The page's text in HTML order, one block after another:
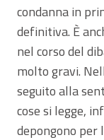
condanna in
definitiva. È
nel corso del
molto gravi.
seguito alla
cose si legge,
depongono